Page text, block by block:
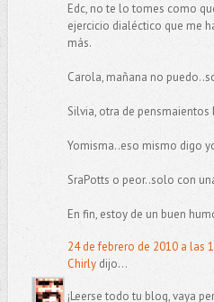
Edc, no te lo tomes como
ejercicio dialéctico que me
más.
Carola, mañana no
Silvia, otra de pensmaientos
Yomisma..eso mismo digo
SraPotts o peor..solo con
En fin, estoy de un buen
24 de febrero de 2010 a las
Chirlydijo...
¡Leerse todo tu blog, vaya